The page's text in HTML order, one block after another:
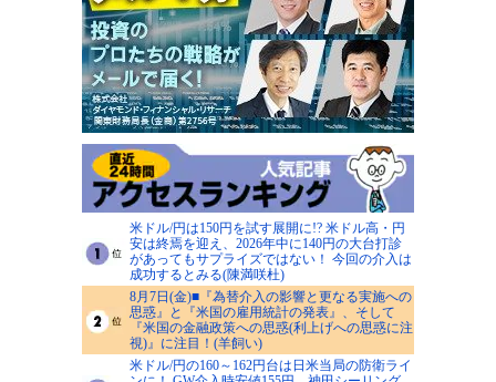
米ドル/円は150円を試す展開に!? 米ドル高・円
安は終焉を迎え、2026年中に140円の大台打診
があってもサプライズではない！ 今回の介入は
成功するとみる(陳満咲杜)
8月7日(金)■『為替介入の影響と更なる実施への
思惑』と『米国の雇用統計の発表』、そして
『米国の金融政策への思惑(利上げへの思惑に注
視)』に注目！(羊飼い)
米ドル/円の160～162円台は日米当局の防衛ライ